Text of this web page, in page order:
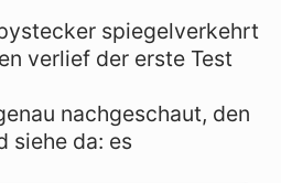
spiegelverkehrt
verlief der erste Test
nachgeschaut, den
siehe da: es